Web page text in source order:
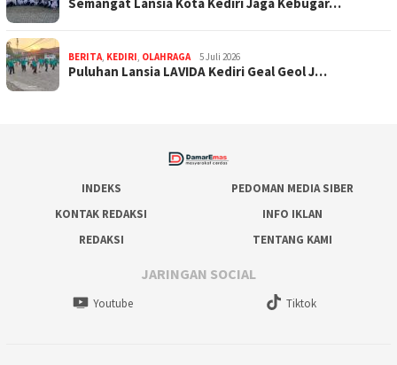
BERITA, KEDIRI, OLAHRAGA 5 Juli 2026
Puluhan Lansia LAVIDA Kediri Geal Geol J…
INDEKS
PEDOMAN MEDIA SIBER
KONTAK REDAKSI
INFO IKLAN
REDAKSI
TENTANG KAMI
JARINGAN SOCIAL
Youtube Tiktok